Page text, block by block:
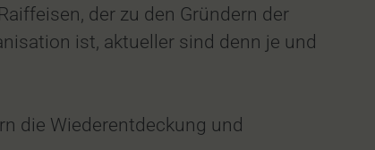
der zu den Gründern der
ist, aktueller sind denn je und
die Wiederentdeckung und